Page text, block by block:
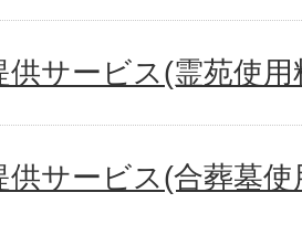
供サービス(霊苑使
供サービス(合葬墓